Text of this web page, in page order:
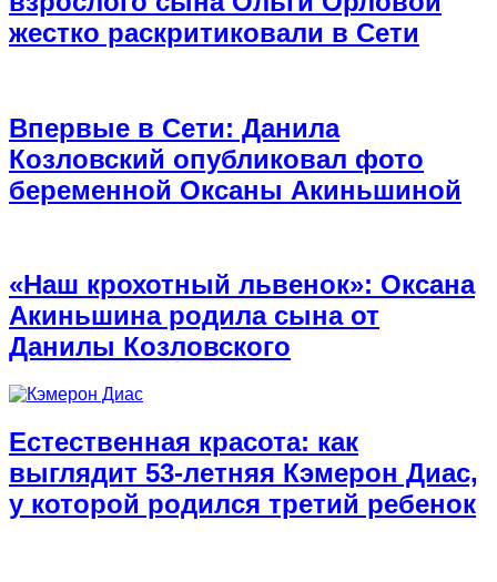
жестко раскритиковали в Сети
Впервые в Сети: Данила
Козловский опубликовал фото
беременной Оксаны Акиньшиной
«Наш крохотный львенок»: Оксана
Акиньшина родила сына от
Данилы Козловского
Естественная красота: как
выглядит 53-летняя Кэмерон Диас,
у которой родился третий ребенок